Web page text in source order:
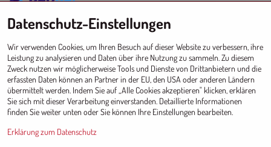
Choose Eshop for your delivery country:
AT CZ DE SK HU PL EU other countries
GROSSHANDEL FÜR GESCHÄFTE
Registrierung l Loginzum Großhandel
Since 2017 © CM
Datenschutz-Einstellungen
Wir verwenden Cookies, um Ihren Besuch auf dieser Website zu verbessern, ihre
Leistung zu analysieren und Daten über ihre Nutzung zu sammeln. Zu diesem
Zweck nutzen wir möglicherweise Tools und Dienste von Drittanbietern und die
erfassten Daten können an Partner in der EU, den USA oder anderen Ländern
übermittelt werden. Indem Sie auf „Alle Cookies akzeptieren" klicken, erklären
Sie sich mit dieser Verarbeitung einverstanden. Detaillierte Informationen
finden Sie weiter unten oder Sie können Ihre Einstellungen bearbeiten.
Erklärung zum Datenschutz